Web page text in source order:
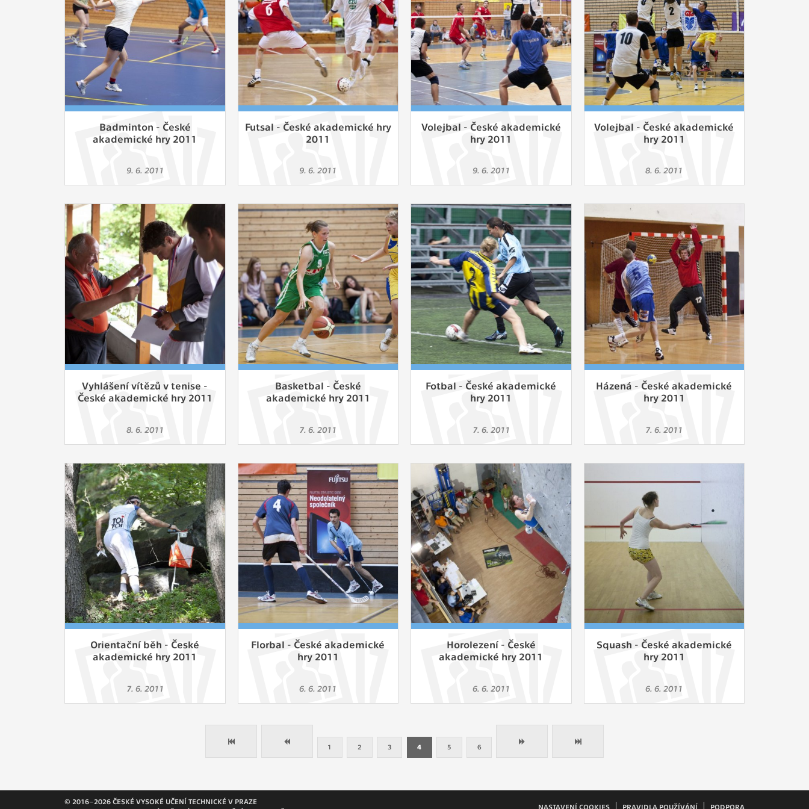
Slouží pro získávání anonymizovaných statistických údajů, které nám
pomáhají vylepšovat naše aplikace. Zpravidla jde o cookies systémů třetích
stran, které k těmto účelům využíváme.
MARKETINGOVÉ
Využívané za účelem zobrazení správných nabídek a cílení obsahu podle
Vašich preferencí. Zpravidla jde o cookies systémů třetích stran, které nám s
analýzou uživatelského chování pomáhají.
zůstala prázdná a všechny cookies byly přiřazeny do některé z kategorií
Badminton - České
akademické hry 2011
9. 6. 2011
Futsal - České akademické hry
2011
9. 6. 2011
Volejbal - České akademické
hry 2011
9. 6. 2011
Volejbal - České akademické
hry 2011
8. 6. 2011
Vyhlášení vítězů v tenise -
České akademické hry 2011
8. 6. 2011
Basketbal - České
akademické hry 2011
7. 6. 2011
Fotbal - České akademické
hry 2011
7. 6. 2011
Házená - České akademické
hry 2011
7. 6. 2011
Orientační běh - České
akademické hry 2011
7. 6. 2011
Florbal - České akademické
hry 2011
6. 6. 2011
Horolezení - České
akademické hry 2011
6. 6. 2011
Squash - České akademické
hry 2011
6. 6. 2011
1 2 3 4 5 6
© 2016–2026 ČESKÉ VYSOKÉ UČENÍ TECHNICKÉ V PRAZE
NASTAVENÍ COOKIES PRAVIDLA POUŽÍVÁNÍ PODPORA